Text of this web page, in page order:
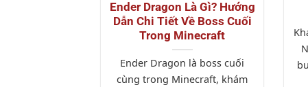
Ender Dragon Là Gì? Hướng
Dẫn Chi Tiết Về Boss Cuối
Trong Minecraft
Ender Dragon là boss cuối
cùng trong Minecraft, khám